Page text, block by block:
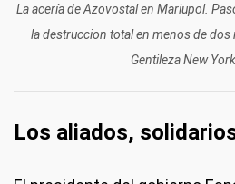
La acería de Azovostal en Mariupol.
la destruccion total en menos de dos
Gentileza New
Los aliados,